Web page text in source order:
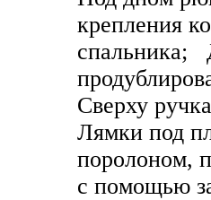
крепления
спальника;
Сверху
Лямки под
поролоном,
с помощью